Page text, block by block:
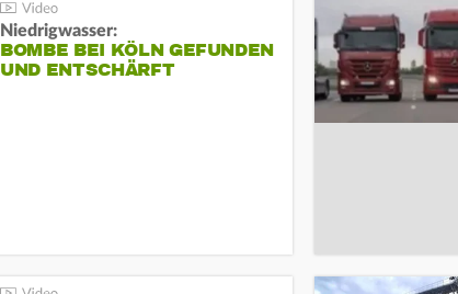
Niedrigwasser:
BOMBE BEI KÖLN GEFUNDEN
UND ENTSCHÄRFT